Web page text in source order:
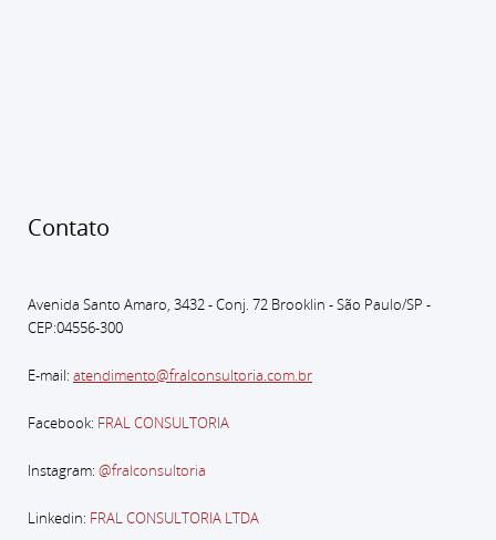
Contato
Avenida Santo Amaro, 3432 - Conj. 72 Brooklin - São Paulo/SP -
CEP:04556-300
E-mail: atendimento@fralconsultoria.com.br
Facebook: FRAL CONSULTORIA
Instagram: @fralconsultoria
Linkedin: FRAL CONSULTORIA LTDA